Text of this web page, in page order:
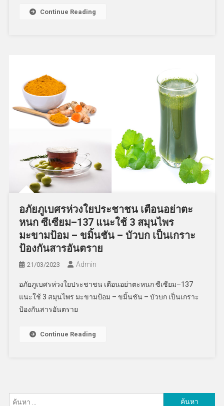
Continue Reading
อภัยภูเบศรห่วงใยประชาชน เตือนอย่าตะ
หนก ซีเซียม–137 แนะใช้ 3 สมุนไพร
มะขามป้อม – ขมิ้นชัน – บัวบก เป็นเกราะ
ป้องกันสารอันตราย
21/03/2023 Admin
อภัยภูเบศรห่วงใยประชาชน เตือนอย่าตะหนก ซีเซียม–137
แนะใช้ 3 สมุนไพร มะขามป้อม – ขมิ้นชัน – บัวบก เป็นเกราะ
ป้องกันสารอันตราย
Continue Reading